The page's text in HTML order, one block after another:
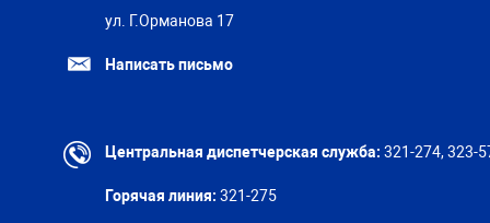
ул. Г.Орманова 17
Написать письмо
Центральная диспетчерская служба: 321-274, 323-
Горячая линия: 321-275